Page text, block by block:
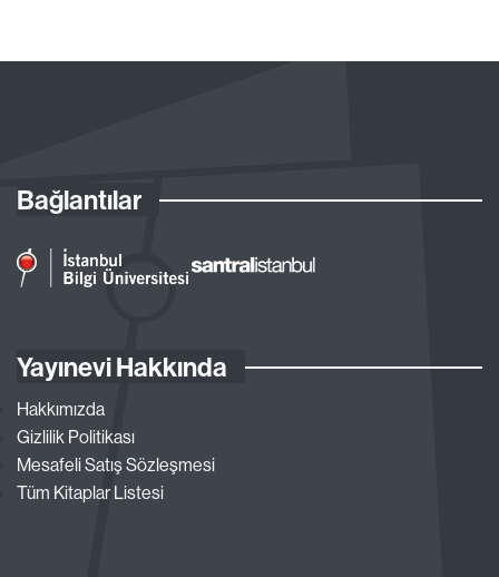
Bağlantılar
Yayınevi Hakkında
Hakkımızda
Gizlilik Politikası
Mesafeli Satış Sözleşmesi
Tüm Kitaplar Listesi